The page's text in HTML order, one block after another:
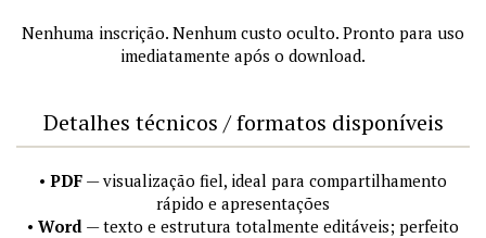
Nenhuma inscrição. Nenhum custo oculto. Pronto para uso
imediatamente após o download.
Detalhes técnicos / formatos disponíveis
• PDF — visualização fiel, ideal para compartilhamento
rápido e apresentações
• Word — texto e estrutura totalmente editáveis; perfeito